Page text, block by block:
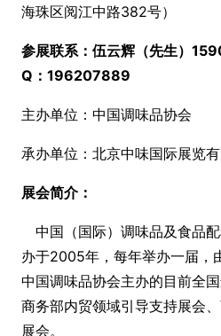
海珠区阅江中路382号）
参展联系：伍云辉（先生）
Q：196207889
主办单位：中国调味品协会
承办单位：北京中味国际展览
展会简介：
中国（国际）调味品及食品
办于2005年，每年举办一届
中国调味品协会主办的目前全
商务部内贸领域引导支持展会
展会。